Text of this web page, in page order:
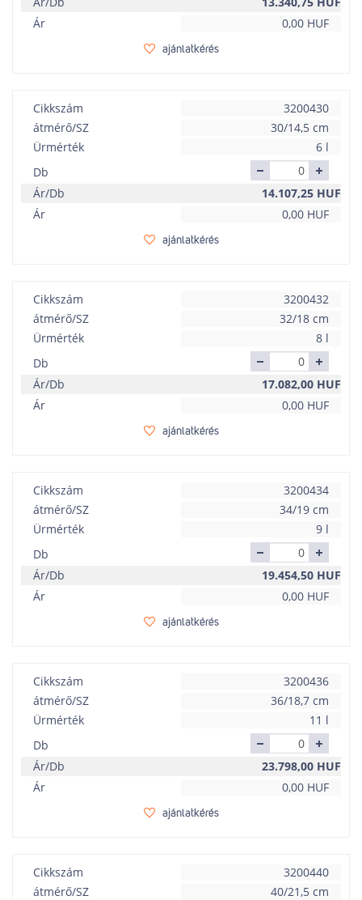
Ár
0,00 HUF
ajánlatkérés
Cikkszám
3200430
átmérő/SZ
30/14,5 cm
Ürmérték
6 l
Db
Ár/Db
14.107,25 HUF
Ár
0,00 HUF
ajánlatkérés
Cikkszám
3200432
átmérő/SZ
32/18 cm
Ürmérték
8 l
Db
Ár/Db
17.082,00 HUF
Ár
0,00 HUF
ajánlatkérés
Cikkszám
3200434
átmérő/SZ
34/19 cm
Ürmérték
9 l
Db
Ár/Db
19.454,50 HUF
Ár
0,00 HUF
ajánlatkérés
Cikkszám
3200436
átmérő/SZ
36/18,7 cm
Ürmérték
11 l
Db
Ár/Db
23.798,00 HUF
Ár
0,00 HUF
ajánlatkérés
Cikkszám
3200440
átmérő/SZ
40/21,5 cm